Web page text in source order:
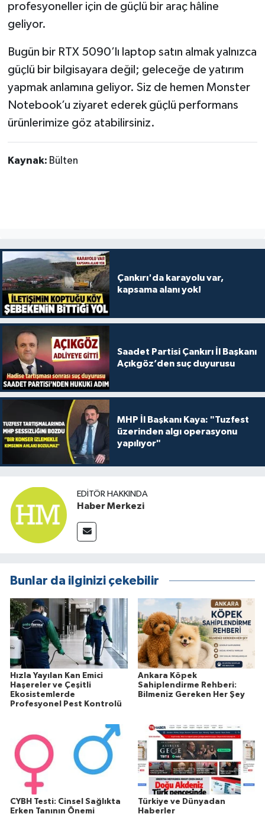
profesyoneller için de güçlü bir araç hâline
geliyor.
Bugün bir RTX 5090’lı laptop satın almak yalnızca
güçlü bir bilgisayara değil; geleceğe de yatırım
yapmak anlamına geliyor. Siz de hemen Monster
Notebook’u ziyaret ederek güçlü performans
ürünlerimize göz atabilirsiniz.
Kaynak: Bülten
Çankırı'da karayolu var,
kapsama alanı yok!
Saadet Partisi Çankırı İl Başkanı
Açıkgöz’den suç duyurusu
MHP İl Başkanı Kaya: "Tuzfest
üzerinden algı operasyonu
yapılıyor"
EDITÖR HAKKINDA
Haber Merkezi
Bunlar da ilginizi çekebilir
Hızla Yayılan Kan Emici
Haşereler ve Çeşitli
Ekosistemlerde
Profesyonel Pest Kontrolü
Ankara Köpek
Sahiplendirme Rehberi:
Bilmeniz Gereken Her Şey
CYBH Testi: Cinsel Sağlıkta
Erken Tanının Önemi
Türkiye ve Dünyadan
Haberler